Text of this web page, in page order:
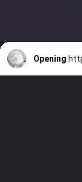
Opening